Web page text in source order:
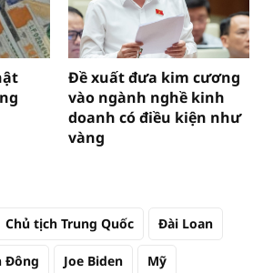
Đề xuất đưa kim cương
vào ngành nghề kinh
doanh có điều kiện như
vàng
Chủ tịch Trung Quốc Đài Loan
Đông Joe Biden Mỹ